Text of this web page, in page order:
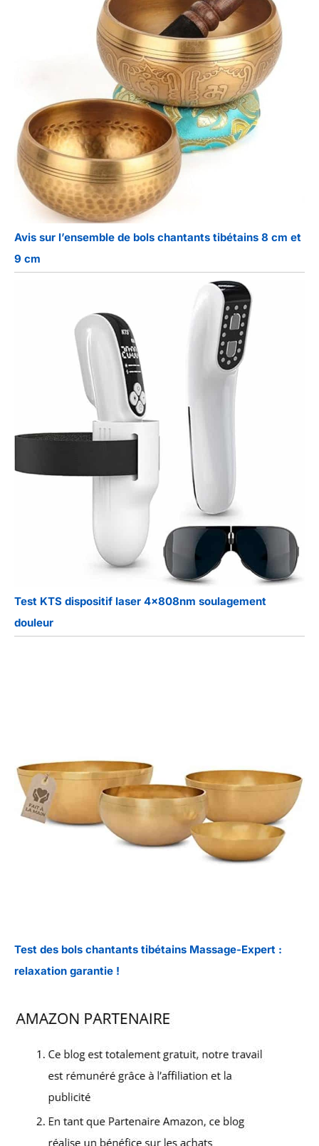
Avis sur l’ensemble de bols chantants tibétains 8 cm et
9 cm
Test KTS dispositif laser 4x808nm soulagement
douleur
Test des bols chantants tibétains Massage-Expert :
relaxation garantie !